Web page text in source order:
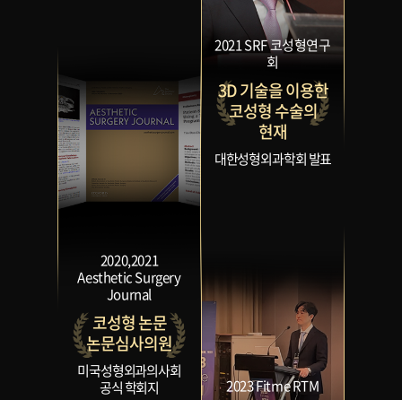
2020,2021
Aesthetic Surgery
Journal
코성형 논문
논문심사의원
미국성형외과의사회
공식 학회지
2021 SRF 코성형연구
회
3D 기술을 이용한
코성형 수술의
현재
대한성형외과학회 발표
2023 Fitme RTM